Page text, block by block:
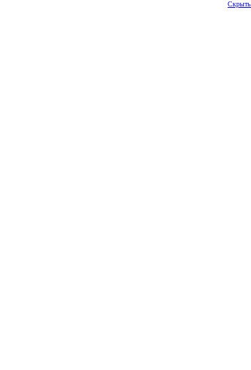
Скрыть